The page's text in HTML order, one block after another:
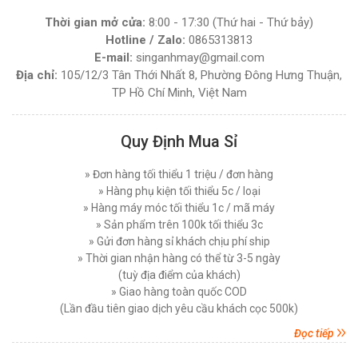
Thứ tư, 03/12/2025
Hướng Dẫn Sử Dụng Máy Cắt Vải Đầu Bàn Chi
Tiết Đúng Cách Hiệu Quả
Thứ bảy, 29/11/2025
Trong Ngành May Hiện Nay
Thứ tư, 26/11/2025
Vải Đứng
Thứ năm, 20/11/2025
Các Lỗi Phổ Biến Khi Sử Dụng Máy Cắt Vải
Đứng Và Cách Khắc Phục
Thứ bảy, 15/11/2025
Top 5 Loại Máy Cắt Vải Cầm Tay Tốt Nhất Hiện
Nay - Nên Mua Loại Nào ?
Thứ ba, 11/11/2025
Máy Cắt Vải Đầu Bàn Là Gì? Top 5 Điều Cần Biết
MÁY CẮT VẢI ĐẦU BÀN LEJIANG YJ-168D (
NGUYÊN BỘ )
Đăng nhập để xem giá sỉ
Giá bán lẻ:7.450.000đ
750W
Giá bán lẻ:7.450.000đ
MÁY CẮT VẢI ĐỨNG PHILPS 08 INCH, CÔNG
SUẤT 1600W
Đăng nhập để xem giá sỉ
Giá bán lẻ:10.750.000đ
MÁY CẮT VẢI ĐỨNG EASTMAN 627X 08 INCH (
750 W )
Thời gian mở cửa: 8:00 - 17:30 (Thứ hai - Thứ bảy)
Hotline / Zalo: 0865313813
E-mail: singanhmay@gmail.com
Địa chỉ: 105/12/3 Tân Thới Nhất 8, Phường Đông Hưng Thuận,
TP Hồ Chí Minh, Việt Nam
Quy Định Mua Sỉ
» Đơn hàng tối thiểu 1 triệu / đơn hàng
» Hàng phụ kiện tối thiểu 5c / loại
» Hàng máy móc tối thiểu 1c / mã máy
» Sản phẩm trên 100k tối thiểu 3c
» Gửi đơn hàng sỉ khách chịu phí ship
» Thời gian nhận hàng có thể từ 3-5 ngày
(tuỳ địa điểm của khách)
» Giao hàng toàn quốc COD
(Lần đầu tiên giao dịch yêu cầu khách cọc 500k)
Đọc tiếp